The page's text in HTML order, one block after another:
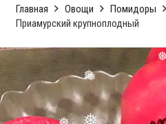
❅
❅
❅
Главная Овощи
Помидоры
Приамурский крупноплодный